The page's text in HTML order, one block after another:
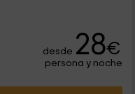
desde 28€
persona y noche